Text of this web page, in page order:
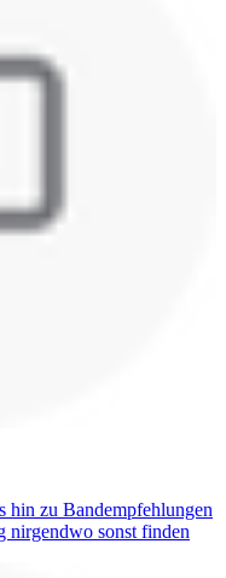
hin zu Bandempfehlungen
nirgendwo sonst finden